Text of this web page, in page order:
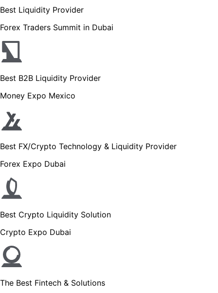
Best Liquidity Provider
Forex Traders Summit in Dubai
Best B2B Liquidity Provider
Money Expo Mexico
Best FX/Crypto Technology & Liquidity Provider
Forex Expo Dubai
Best Crypto Liquidity Solution
Crypto Expo Dubai
The Best Fintech & Solutions